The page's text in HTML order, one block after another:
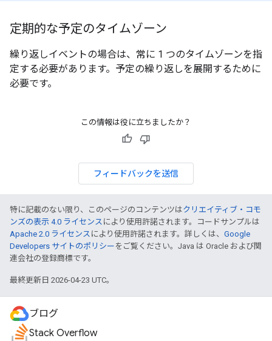
定期的な予定のタイムゾーン
繰り返しイベントの場合は、常に 1 つのタイムゾーンを指
定する必要があります。予定の繰り返しを展開するために
必要です。
この情報は役に立ちましたか？
フィードバックを送信
特に記載のない限り、このページのコンテンツはクリエイティブ・コモ
ンズの表示 4.0 ライセンス により使用許諾されます。コードサンプルは
Apache 2.0 ライセンス により使用許諾されます。詳しくは、 Google
Developers サイトのポリシー をご覧ください。Java は Oracle および関
連会社の登録商標です。
最終更新日 2026-04-23 UTC。
ブログ
Stack Overflow